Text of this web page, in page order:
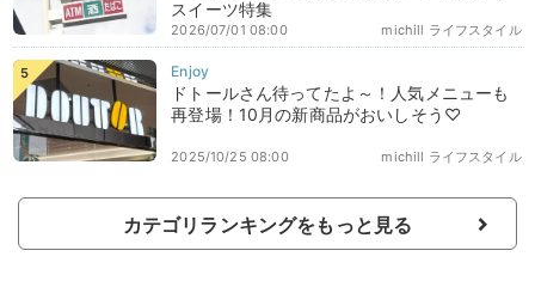
スイーツ特集
michill ライフスタイル
2026/07/01 08:00
ドトールさん待ってたよ～！人気メニューも
再登場！10月の新商品がおいしそう♡
michill ライフスタイル
2025/10/25 08:00
カテゴリランキングをもっと見る